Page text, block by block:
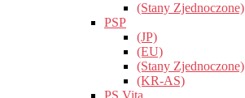
(Stany Zjednoczone)
PSP
(JP)
(EU)
(Stany Zjednoczone)
(KR-AS)